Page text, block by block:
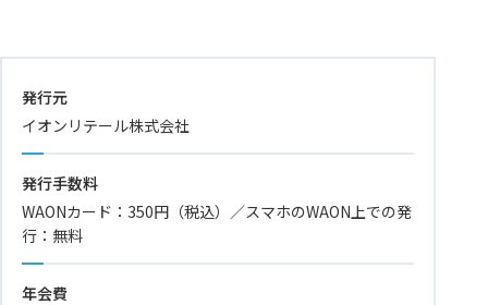
発行元
イオンリテール株式会社
発行手数料
WAONカード：350円（税込）／スマホのWAON上での発
行：無料
年会費